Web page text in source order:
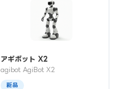
アギボット X2
agibot AgiBot X2
新品